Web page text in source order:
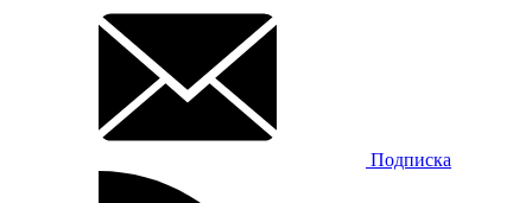
Подписка